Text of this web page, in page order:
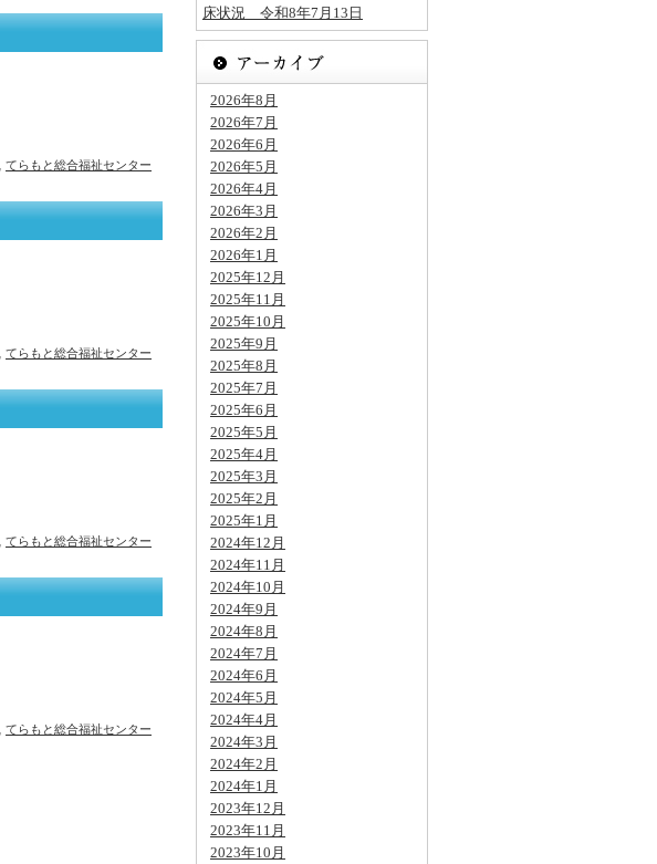
てらもと総合福祉センター
てらもと総合福祉センター
てらもと総合福祉センター
てらもと総合福祉センター
床状況 令和8年7月13日
2026年8月
2026年7月
2026年6月
2026年5月
2026年4月
2026年3月
2026年2月
2026年1月
2025年12月
2025年11月
2025年10月
2025年9月
2025年8月
2025年7月
2025年6月
2025年5月
2025年4月
2025年3月
2025年2月
2025年1月
2024年12月
2024年11月
2024年10月
2024年9月
2024年8月
2024年7月
2024年6月
2024年5月
2024年4月
2024年3月
2024年2月
2024年1月
2023年12月
2023年11月
2023年10月